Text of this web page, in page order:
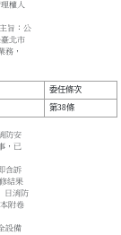
權人
旨：公
北市
，
委任條次
第38條
防安
，已
含訴
結果
消防
附卷
設備